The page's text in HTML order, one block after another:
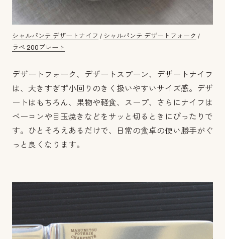
シャルパンテ デザートナイフ / シャルパンテ デザートフォーク /
ラペ 200プレート
デザートフォーク、デザートスプーン、デザートナイフ
は、大きすぎず小回りのきく扱いやすいサイズ感。デザ
ートはもちろん、果物や軽食、スープ、さらにナイフは
ベーコンや目玉焼きなどをサッと切るときにぴったりで
す。ひとそろえあるだけで、日常の食卓の使い勝手がぐ
っと良くなります。